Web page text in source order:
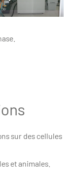
sur des cellules
et animales.